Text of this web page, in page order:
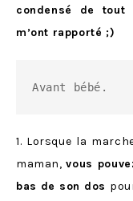
condensé de tout
m’ont rapporté ;)
Avant bébé.
1. Lorsque la
maman,vous
bas de son dos